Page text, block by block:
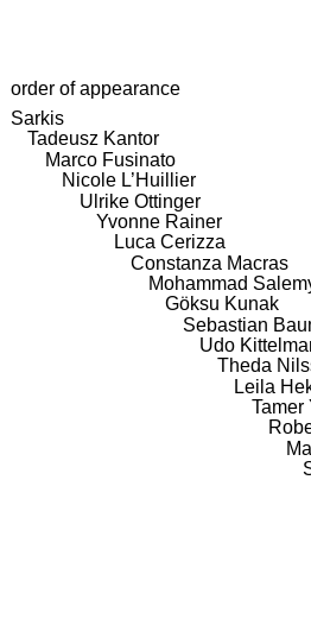
order of appearance
Sarkis
Tadeusz Kantor
Marco Fusinato
Nicole L’Huillier
Ulrike Ottinger
Yvonne Rainer
Luca Cerizza
Constanza Macras
Mohammad
Göksu Kunak
Sebastian
Udo
Theda
Leila
Tamer